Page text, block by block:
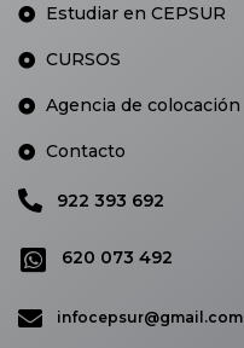
Estudiar en CEPSUR
CURSOS
Agencia de colocación
Contacto
922 393 692
620 073 492
infocepsur@gmail.com